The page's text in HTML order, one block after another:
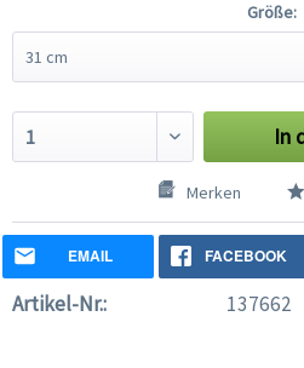
Größe:
In
Merken
EMAIL FACEBOOK
Artikel-Nr.: 137662